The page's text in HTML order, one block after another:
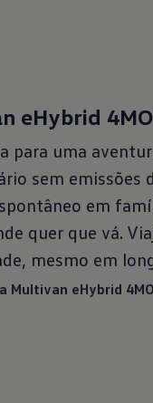
eHybrid
para uma
sem emissões
em
quer que vá.
mesmo em
Multivan eHybrid